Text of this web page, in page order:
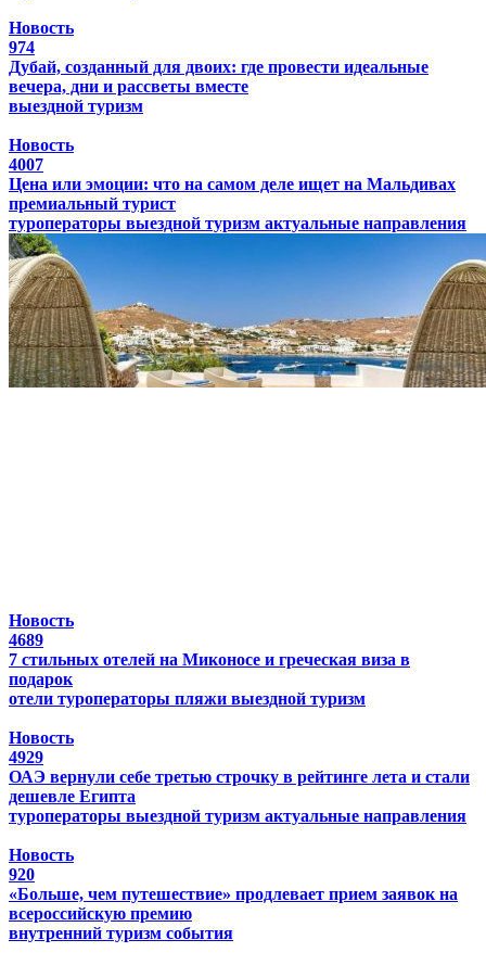
Новость
974
Дубай, созданный для двоих: где провести идеальные
вечера, дни и рассветы вместе
выездной туризм
Новость
4007
Цена или эмоции: что на самом деле ищет на Мальдивах
премиальный турист
туроператоры выездной туризм актуальные направления
Новость
4689
7 стильных отелей на Миконосе и греческая виза в
подарок
отели туроператоры пляжи выездной туризм
Новость
4929
ОАЭ вернули себе третью строчку в рейтинге лета и стали
дешевле Египта
туроператоры выездной туризм актуальные направления
Новость
920
«Больше, чем путешествие» продлевает прием заявок на
всероссийскую премию
внутренний туризм события